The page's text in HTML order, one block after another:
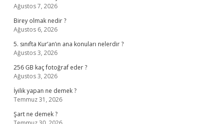
Ağustos 7, 2026
Birey olmak nedir ?
Ağustos 6, 2026
5. sınıfta Kur’an’ın ana konuları nelerdir ?
Ağustos 3, 2026
256 GB kaç fotoğraf eder ?
Ağustos 3, 2026
İyilik yapan ne demek ?
Temmuz 31, 2026
Şart ne demek ?